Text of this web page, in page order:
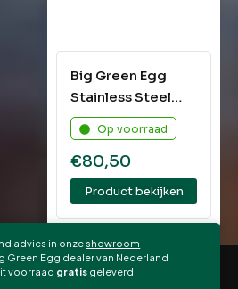
Big Green Egg
Stainless Steel
Grid Mini
Op voorraad
€80,50
Product bekijken
advies in onze showroom
Green Egg dealer van Nederland
voorraad gratis geleverd